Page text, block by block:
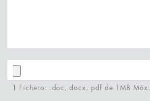
1 Fichero: .doc, docx, pdf de 1MB Máx.